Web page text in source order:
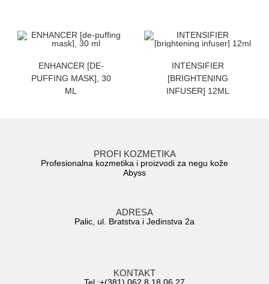
ENHANCER [DE-
PUFFING MASK], 30
ML
INTENSIFIER
[BRIGHTENING
INFUSER] 12ML
PROFI KOZMETIKA
Profesionalna kozmetika i proizvodi za negu kože
Abyss
ADRESA
Palic, ul. Bratstva i Jedinstva 2a
KONTAKT